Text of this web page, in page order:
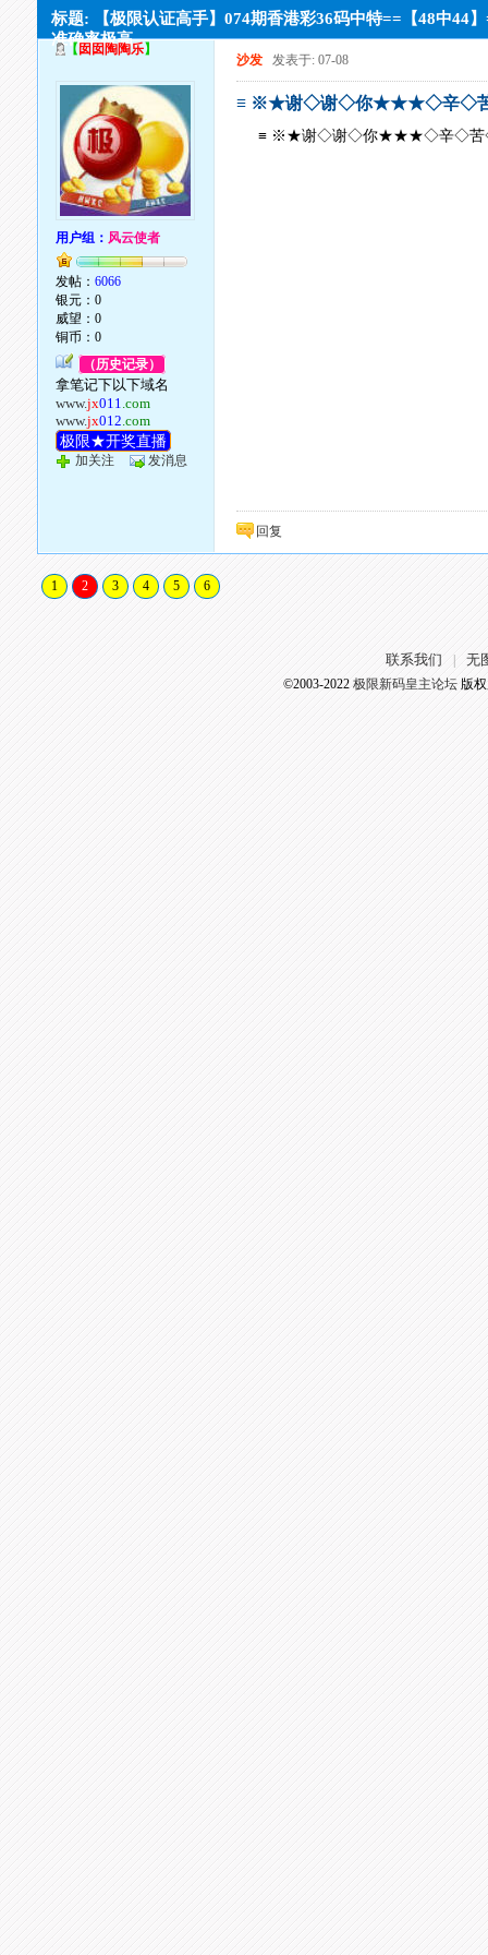
标题: 【极限认证高手】074期香港彩36码中特==【48中44
准确率极高。
【囡囡陶陶乐】
用户组： 风云使者
发帖：6066
银元：0
威望：0
铜币：0
（历史记录）
拿笔记下以下域名
www.jx011.com
www.jx012.com
极限★开奖直播
加关注 发消息
沙发 发表于: 07-08
≡ ※★谢◇谢◇你★★★◇辛◇
≡ ※★谢◇谢◇你★★★◇辛◇
回复
1 2 3 4 5 6
联系我们 无
©2003-2022 极限新码皇主论坛版权